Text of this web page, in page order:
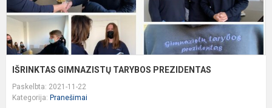
IŠRINKTAS GIMNAZISTŲ TARYBOS PREZIDENTAS
Paskelbta: 2021-11-22
Kategorija: Pranešimai